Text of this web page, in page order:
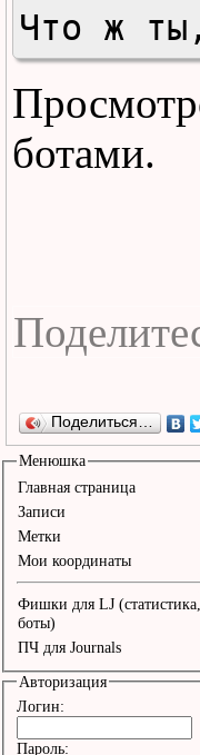
Что ж
груди,
Погоди
Чистый
ботами.
Поделиться…
Менюшка
Главная страница
Записи
Метки
Мои координаты
Фишки для LJ (статистика,
боты)
ПЧ для Journals
Авторизация
Логин:
Пароль: